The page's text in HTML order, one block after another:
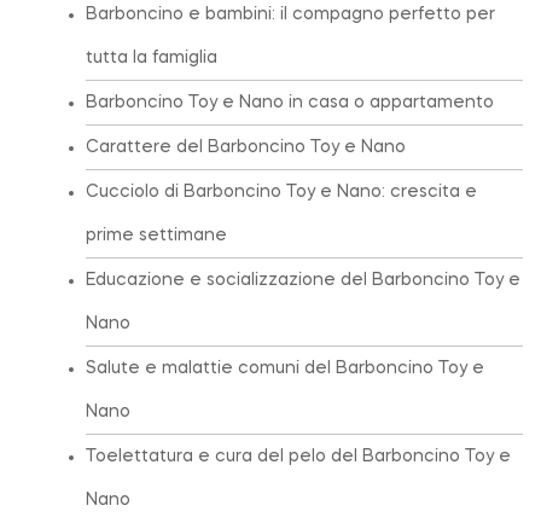
Barboncino e bambini: il compagno perfetto per
tutta la famiglia
Barboncino Toy e Nano in casa o appartamento
Carattere del Barboncino Toy e Nano
Cucciolo di Barboncino Toy e Nano: crescita e
prime settimane
Educazione e socializzazione del Barboncino Toy e
Nano
Salute e malattie comuni del Barboncino Toy e
Nano
Toelettatura e cura del pelo del Barboncino Toy e
Nano